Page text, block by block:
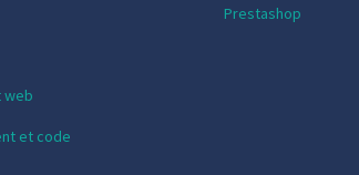
web
et code
Prestashop